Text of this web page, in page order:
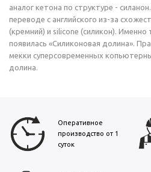
аналог кетона по структуре -
переводе с английского из-за
(кремний) и silicone (силикон). Именно
появилась «Силиконовая долина».
мекки суперсовременных
долина.
Оперативное
производство от 1
суток